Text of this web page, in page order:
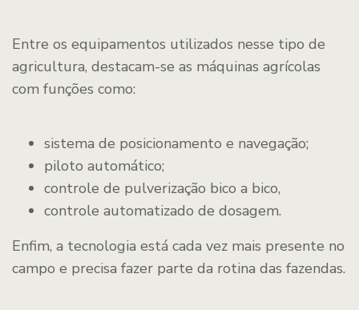
Entre os equipamentos utilizados nesse tipo de
agricultura, destacam-se as máquinas agrícolas
com funções como:
sistema de posicionamento e navegação;
piloto automático;
controle de pulverização bico a bico,
controle automatizado de dosagem.
Enfim, a tecnologia está cada vez mais presente no
campo e precisa fazer parte da rotina das fazendas.